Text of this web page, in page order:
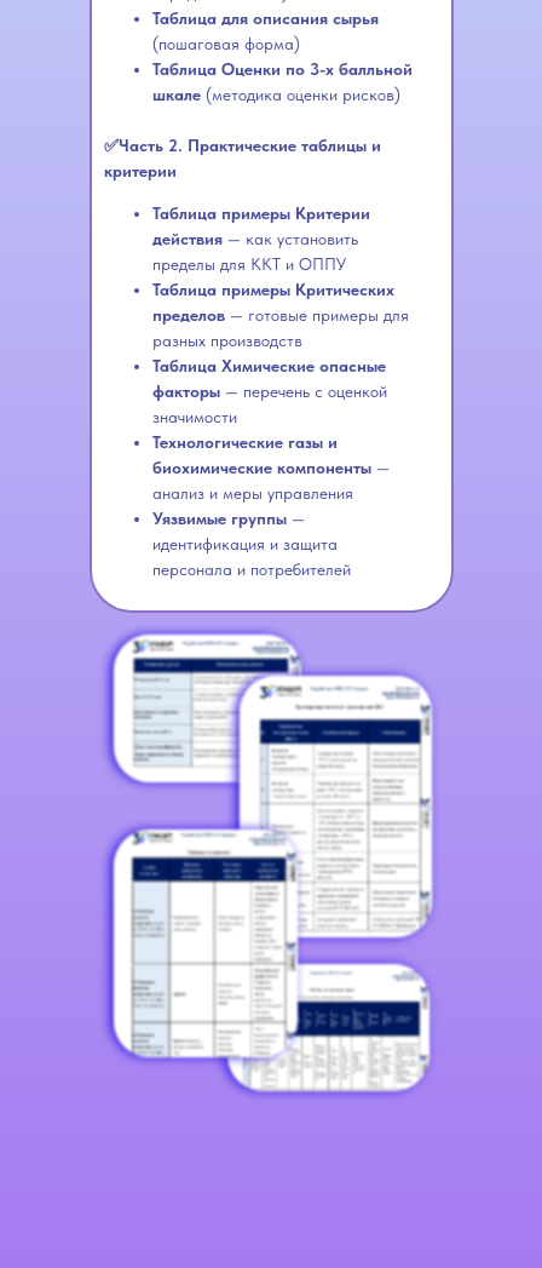
Таблица для описания сырья
(пошаговая форма)
Таблица Оценки по 3-х балльной
шкале (методика оценки рисков)
✅Часть 2. Практические таблицы и
критерии
Таблица примеры Критерии
действия — как установить
пределы для ККТ и ОППУ
Таблица примеры Критических
пределов — готовые примеры для
разных производств
Таблица Химические опасные
факторы — перечень с оценкой
значимости
Технологические газы и
биохимические компоненты —
анализ и меры управления
Уязвимые группы —
идентификация и защита
персонала и потребителей